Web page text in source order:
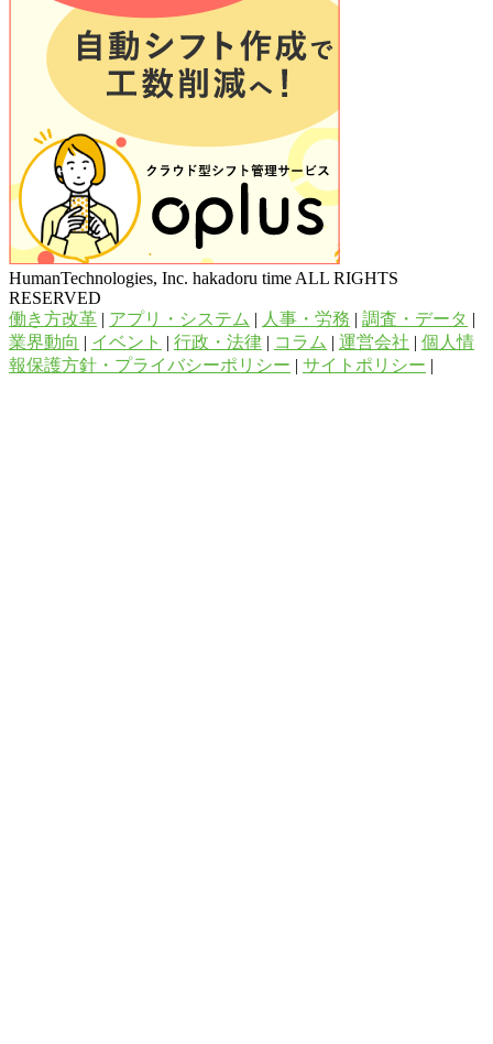
HumanTechnologies, Inc. hakadoru time ALL RIGHTS
RESERVED
働き方改革 | アプリ・システム | 人事・労務 | 調査・データ |
業界動向 | イベント | 行政・法律 | コラム | 運営会社 | 個人情
報保護方針・プライバシーポリシー | サイトポリシー |